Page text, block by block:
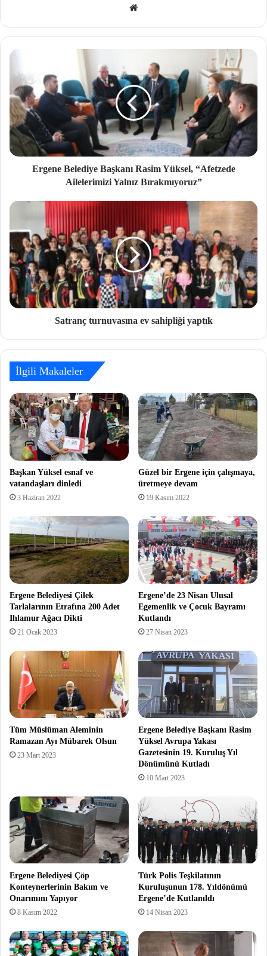
site
Ergene Belediye Başkanı Rasim Yüksel, “Afetzede
Ailelerimizi Yalnız Bırakmıyoruz”
Satranç turnuvasına ev sahipliği yaptık
İlgili Makaleler
Başkan Yüksel esnaf ve
vatandaşları dinledi
3 Haziran 2022
Güzel bir Ergene için çalışmaya,
üretmeye devam
19 Kasım 2022
Ergene Belediyesi Çilek
Tarlalarının Etrafına 200 Adet
Ihlamur Ağacı Dikti
21 Ocak 2023
Ergene’de 23 Nisan Ulusal
Egemenlik ve Çocuk Bayramı
Kutlandı
27 Nisan 2023
Tüm Müslüman Aleminin
Ramazan Ayı Mübarek Olsun
23 Mart 2023
Ergene Belediye Başkanı Rasim
Yüksel Avrupa Yakası
Gazetesinin 19. Kuruluş Yıl
Dönümünü Kutladı
10 Mart 2023
Ergene Belediyesi Çöp
Konteynerlerinin Bakım ve
Onarımını Yapıyor
8 Kasım 2022
Türk Polis Teşkilatının
Kuruluşunun 178. Yıldönümü
Ergene’de Kutlanıldı
14 Nisan 2023